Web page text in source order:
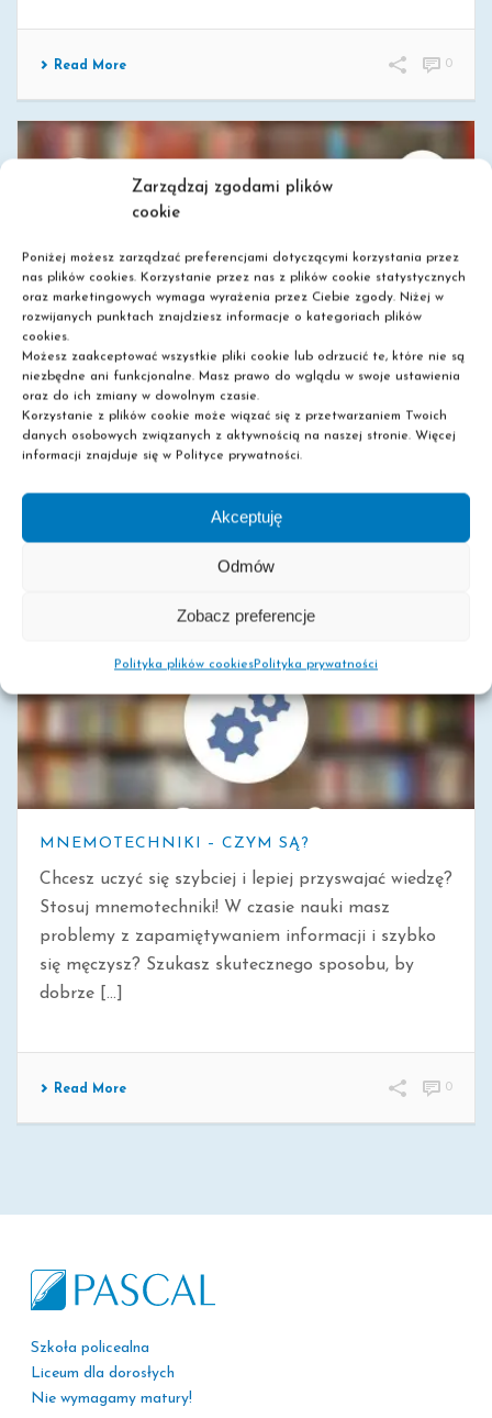
Zarządzaj zgodami plików
cookie
Poniżej możesz zarządzać preferencjami dotyczącymi korzystania przez
nas plików cookies. Korzystanie przez nas z plików cookie statystycznych
oraz marketingowych wymaga wyrażenia przez Ciebie zgody. Niżej w
rozwijanych punktach znajdziesz informacje o kategoriach plików
cookies.
Możesz zaakceptować wszystkie pliki cookie lub odrzucić te, które nie są
niezbędne ani funkcjonalne. Masz prawo do wglądu w swoje ustawienia
oraz do ich zmiany w dowolnym czasie.
Korzystanie z plików cookie może wiązać się z przetwarzaniem Twoich
danych osobowych związanych z aktywnością na naszej stronie. Więcej
informacji znajduje się w Polityce prywatności.
Akceptuję
Odmów
Zobacz preferencje
Polityka plików cookiesPolityka prywatności
Read More 0
MNEMOTECHNIKI – MAPY MYŚLI
Mnemotechniki – przyswajaj wiedzę w szybkim
tempie za pomocą mapy myśli! Szukasz
skutecznego sposobu, by przyswoić większą partię
materiału przed zbliżającym się egzaminem? Nie
MNEMOTECHNIKI – CZYM SĄ?
Chcesz uczyć się szybciej i lepiej przyswajać wiedzę?
Stosuj mnemotechniki! W czasie nauki masz
problemy z zapamiętywaniem informacji i szybko
się męczysz? Szukasz skutecznego sposobu, by
dobrze [...]
Read More 0
Szkoła policealna
Liceum dla dorosłych
Nie wymagamy matury!